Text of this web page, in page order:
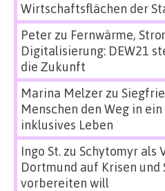
Wirtschaftsflächen der
Peterzu Fernwärme,
Digitalisierung: DEW21
die Zukunft
Marina Melzerzu
Menschen den Weg in
inklusives Leben
Ingo St.zu Schytomyr als
Dortmund auf Krisen und
vorbereiten will